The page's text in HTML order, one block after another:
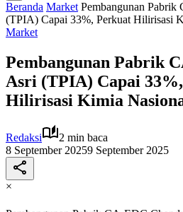
Beranda Market Pembangunan
(TPIA) Capai 33%, Perkuat Hilirisasi
Market
Pembangunan Pabrik
Asri (TPIA) Capai
Hilirisasi Kimia
Redaksi
2 min baca
8 September 20259 September 2025
×